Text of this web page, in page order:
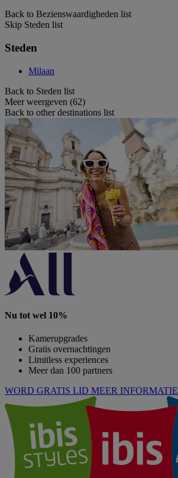
Back to Bezienswaardigheden list
Skip Steden list
Steden
Milaan
Back to Steden list
Meer weergeven (62)
Back to other destinations list
Nu tot wel 10%
Kamerupgrades
Gratis overnachtingen
Limitless experiences
Meer dan 100 partners
WORD GRATIS LID MEER INFORMATIE